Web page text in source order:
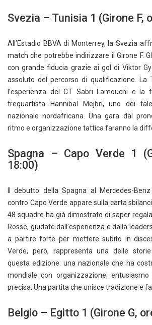
Svezia – Tunisia 1 (Girone F,
All’Estadio BBVA di Monterrey, la Svezia
match che potrebbe indirizzare il Girone F.
con grande fiducia grazie ai gol di Viktor
assoluto del percorso di qualificazione. La
l’esperienza del CT Sabri Lamouchi e la
trequartista Hannibal Mejbri, uno dei
nazionale nordafricana. Una gara dal
ritmo e organizzazione tattica faranno la
Spagna – Capo Verde 1
18:00)
Il debutto della Spagna al Mercedes-
contro Capo Verde appare sulla carta
48 squadre ha già dimostrato di saper
Rosse, guidate dall’esperienza e dalla
a partire forte per mettere subito in
Verde, però, rappresenta una delle
questa edizione: una nazionale che ha
mondiale con organizzazione,
precisa. Una partita che unisce tradizione e
Belgio – Egitto 1 (Girone G,